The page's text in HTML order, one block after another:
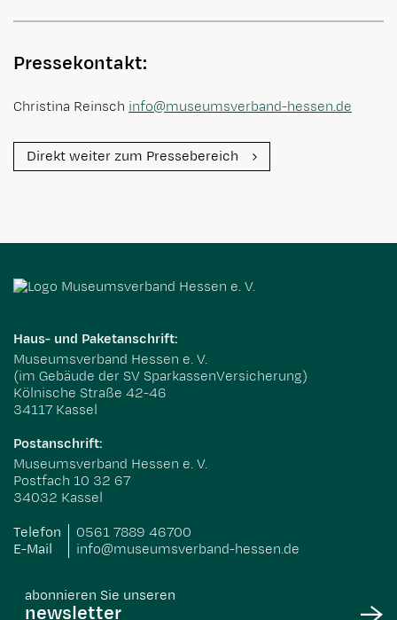
Pressekontakt:
Christina Reinsch info@museumsverband-hessen.de
Direkt weiter zum Pressebereich
Haus- und Paketanschrift:
Museumsverband Hessen e. V.
(im Gebäude der SV SparkassenVersicherung)
Kölnische Straße 42-46
34117 Kassel
Postanschrift:
Museumsverband Hessen e. V.
Postfach 10 32 67
34032 Kassel
Telefon
0561 7889 46700
E-Mail
info@museumsverband-hessen.de
abonnieren Sie unseren
newsletter